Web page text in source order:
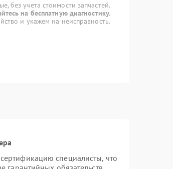
без учета стоимости запчастей.
на бесплатную диагностику.
и укажем на неисправность.
специалисты, что